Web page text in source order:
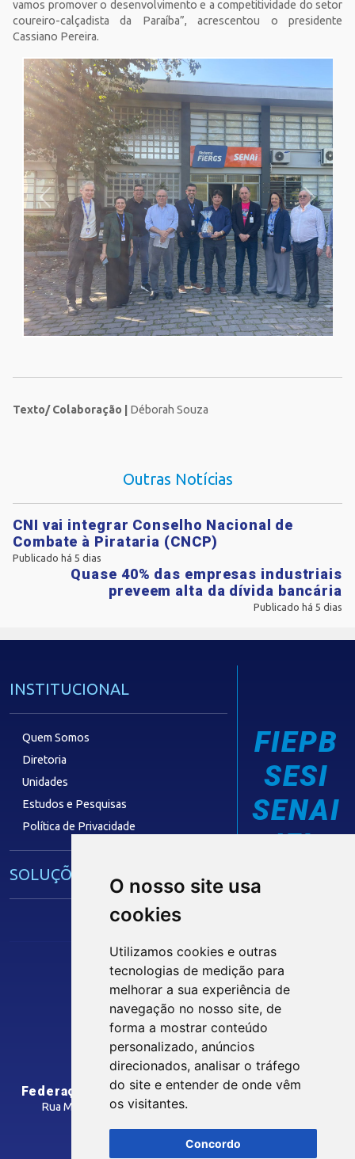
O nosso site usa
cookies
Utilizamos cookies e outras
tecnologias de medição para
melhorar a sua experiência de
navegação no nosso site, de
forma a mostrar conteúdo
personalizado, anúncios
direcionados, analisar o tráfego
do site e entender de onde vêm
os visitantes.
Concordo
vamos promover o desenvolvimento e a competitividade do setor
coureiro-calçadista da Paraíba”, acrescentou o presidente
Cassiano Pereira.
Texto/ Colaboração | Déborah Souza
Outras Notícias
CNI vai integrar Conselho Nacional de
Combate à Pirataria (CNCP)
Publicado há 5 dias
Quase 40% das empresas industriais
preveem alta da dívida bancária
Publicado há 5 dias
INSTITUCIONAL
Quem Somos
Diretoria
Unidades
Estudos e Pesquisas
Política de Privacidade
SOLUÇÕES E SERVIÇOS
Núcleo de Acesso ao Crédito
Centro Internacional de Negócios -
CONTRIBUIÇÃO SINDICAL
SINDICATOS FILIADOS
FIEPB
SESI
SENAI
IEL
Siga nossas Redes Sociais
INTRANET
Federação das Indústrias do Estado da Paraíba
Rua Manoel Gonçalves Guimarães, 195 - José Pinheiro
Como Chegar